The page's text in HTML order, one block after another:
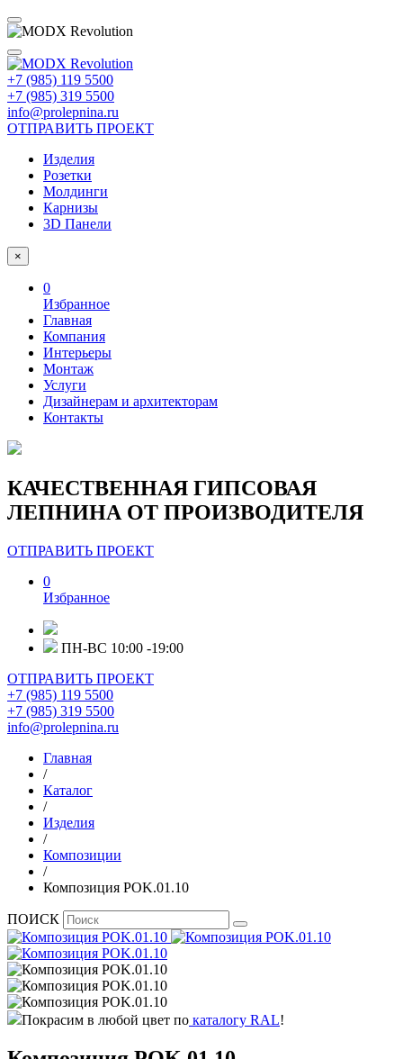
+7 (985) 119 5500
+7 (985) 319 5500
info@prolepnina.ru
ОТПРАВИТЬ ПРОЕКТ
Изделия
Розетки
Молдинги
Карнизы
3D Панели
×
0
Избранное
Главная
Компания
Интерьеры
Монтаж
Услуги
Дизайнерам и архитекторам
Контакты
КАЧЕСТВЕННАЯ ГИПСОВАЯ
ЛЕПНИНА ОТ ПРОИЗВОДИТЕЛЯ
ОТПРАВИТЬ ПРОЕКТ
0
Избранное
ПН-ВС 10:00 -19:00
ОТПРАВИТЬ ПРОЕКТ
+7 (985) 119 5500
+7 (985) 319 5500
info@prolepnina.ru
Главная
/
Каталог
/
Изделия
/
Композиции
/
Композиция POK.01.10
ПОИСК
Покрасим в любой цвет по каталогу RAL!